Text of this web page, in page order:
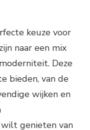
keuze voor
naar een mix
Deze
bieden, van de
wijken en
genieten van